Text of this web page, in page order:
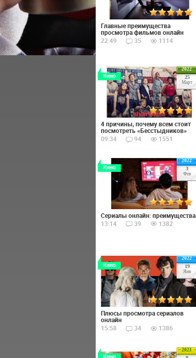
Главные преимущества
просмотра фильмов онлайн
22:49
35 1114
2022
25
Март
Кино
4 причины, почему всем стоит
посмотреть «Бесстыдников»
09:34
94 1551
2022
3
Фев
Кино
Сериалы онлайн: преимущества
13:14
39 1382
2022
19
Янв
Кино
Плюсы просмотра сериалов
онлайн
15:58
34 1386
2021
Кино